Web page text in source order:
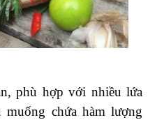
phù hợp với nhiều lứa
chứa hàm lượng